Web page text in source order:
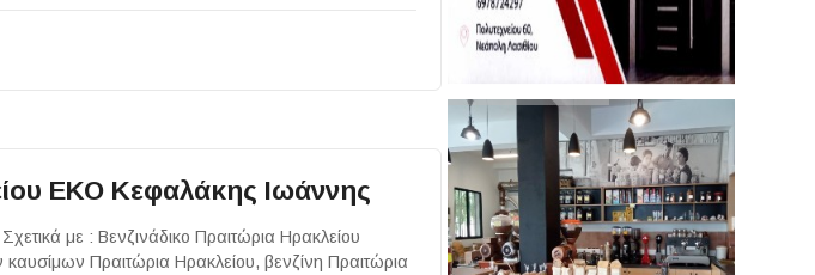
ΕΚΟ Κεφαλάκης Ιωάννης
με : Βενζινάδικο Πραιτώρια Ηρακλείου
Πραιτώρια Ηρακλείου, βενζίνη Πραιτώρια